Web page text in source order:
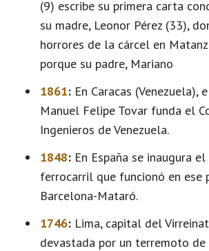
(9) escribe su primera carta
su madre, Leonor Pérez (33),
horrores de la cárcel en
porque su padre, Mariano
1861: En Caracas (Venezuela),
Manuel Felipe Tovar funda el
Ingenieros de Venezuela.
1848: En España se inaugura
ferrocarril que funcionó en ese
Barcelona-Mataró.
1746: Lima, capital del
devastada por un terremoto